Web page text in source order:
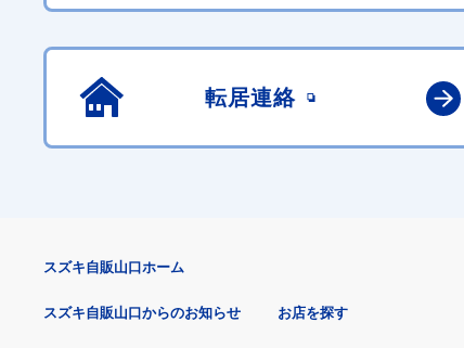
転居連絡
スズキ自販山口ホーム
スズキ自販山口からのお知らせ お店を探す